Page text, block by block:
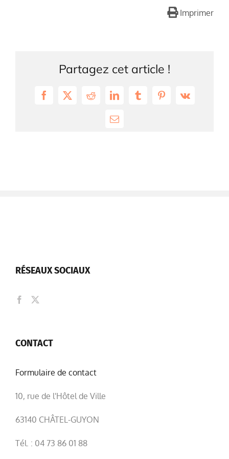
Imprimer
Partagez cet article !
Facebook
X RedditLinkedInTumblrPinterest
Vk
Email
RÉSEAUX SOCIAUX
CONTACT
Formulaire de contact
10, rue de l'Hôtel de Ville
63140 CHÂTEL-GUYON
Tél. : 04 73 86 01 88